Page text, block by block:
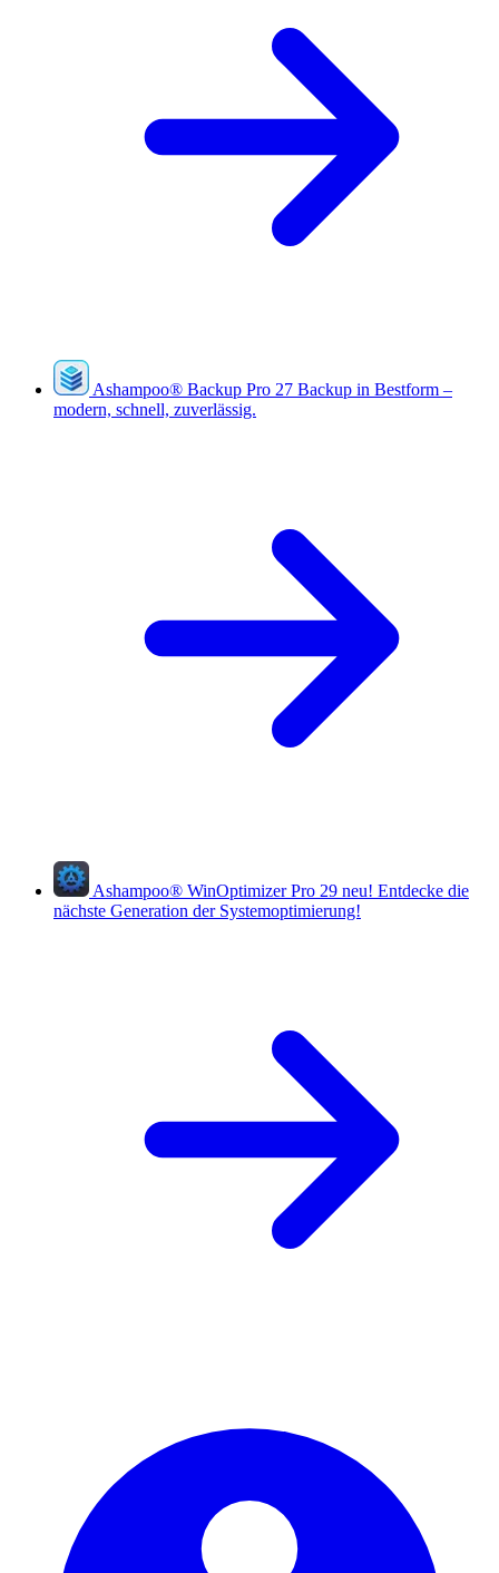
Ashampoo® Backup Pro 27 Backup in Bestform –
modern, schnell, zuverlässig.
Ashampoo® WinOptimizer Pro 29 neu! Entdecke die
nächste Generation der Systemoptimierung!